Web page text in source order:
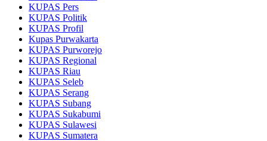
KUPAS Pers
KUPAS Politik
KUPAS Profil
Kupas Purwakarta
KUPAS Purworejo
KUPAS Regional
KUPAS Riau
KUPAS Seleb
KUPAS Serang
KUPAS Subang
KUPAS Sukabumi
KUPAS Sulawesi
KUPAS Sumatera